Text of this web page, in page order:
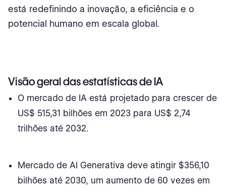
Estatísticas de IA na educação
Crescimento do mercado de IA na educação
Uso de IA na Educação
Professores
Impacto da IA na educação
Tendências de IA na Educação
está redefinindo a inovação, a eficiência e o
potencial humano em escala global.
Visão geral das estatísticas de IA
O mercado de IA está projetado para crescer de
US$ 515,31 bilhões em 2023 para US$ 2,74
trilhões até 2032.
Mercado de AI Generativa deve atingir $356,10
bilhões até 2030, um aumento de 60 vezes em